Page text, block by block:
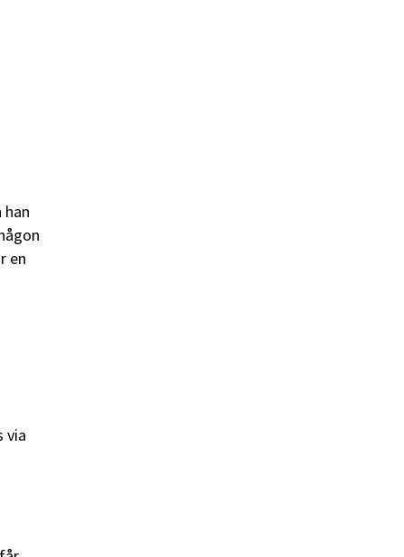
en
via